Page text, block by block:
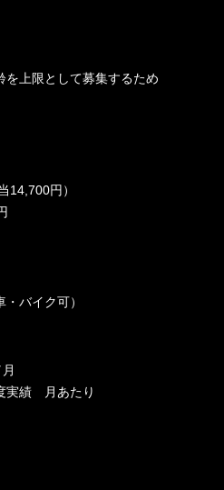
上限として募集するため
14,700円）
バイク可）
実績 月あたり